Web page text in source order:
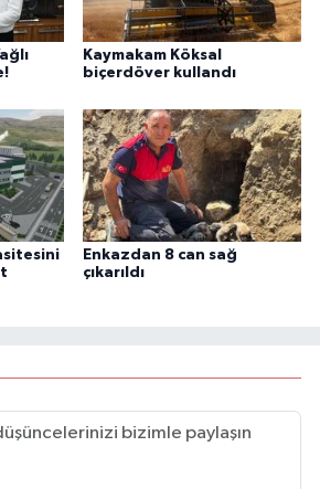
Kaymakam Köksal
biçerdöver kullandı
Enkazdan 8 can sağ
çıkarıldı